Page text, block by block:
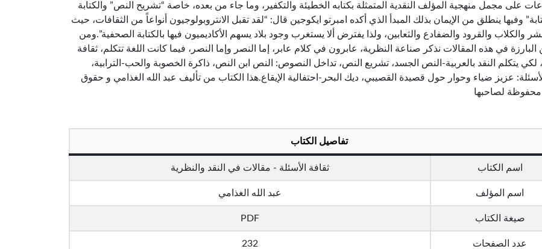
على مجمل منهجية المؤلف النقدية المتمثلة بكتابه الخطيئة والتكفير، وما جاء من بعده، خاصة “تشريح النص” والكتابة
وفيها ينطلق من الإيمان بذلك المبدأ الذي أكده امبرتو ايكوجين قال: “لقد تقبل الانتروبولوجيون أنواعاً من الثقافات، حيث
والكلاب والقرود والضفادع والثعابين، ولذا يفترض ألا يستغرب وجود بلاد يسهم الأكاديميون فيها بالكتابة الصحفية”.ومن
البارزة في هذه المقالات نذكر صناعة النظرية، عابرون في كلام عابر، إما النصر وإما النصر، فيما كانت اللغة تتكلم، ثقافة
لكي يتكلم النقد بالعربية-النص الجسد، تشريع النص، تداخل النصوص: النص ابن النص، ذاكرة الخصوبة والحب-الترابية،
عزيز ضياء وحوار حول قصيدة القصيبي، ديك البحر-احتفالية الإيقاع.هذا الكتاب من تأليف عبد الله الغذامي و حقوق
محفوظة لصاحبها
تفاصيل الكتاب
اسم الكتاب ثقافة الأسئلة - مقالات في النقد والنظرية
اسم المؤلف عبد الله الغذامي
صيغة الكتاب PDF
عدد الصفحات 232